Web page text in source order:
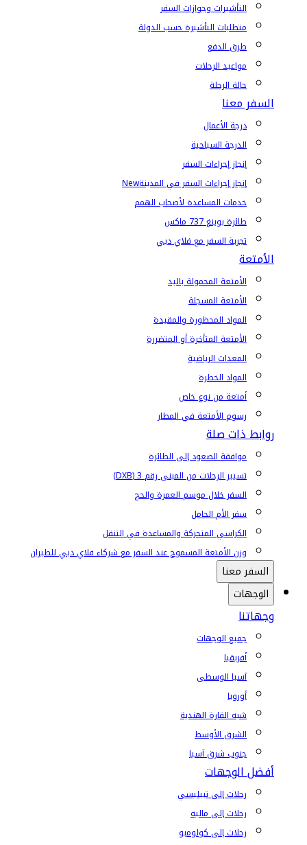
التأشيرات وجوازات السفر
متطلبات التأشيرة حسب الدولة
طرق الدفع
مواعيد الرحلات
حالة الرحلة
السفر معنا
درجة الأعمال
الدرجة السياحية
إنجاز إجراءات السفر
إنجاز إجراءات السفر في المدينةNew
خدمات المساعدة لأصحاب الهمم
طائرة بوينغ 737 ماكس
تجربة السفر مع فلاي دبي
الأمتعة
الأمتعة المحمولة باليد
الأمتعة المسجلة
المواد المحظورة والمقيدة
الأمتعة المتأخرة أو المتضررة
المعدات الرياضية
المواد الخطرة
أمتعة من نوع خاص
رسوم الأمتعة في المطار
روابط ذات صلة
موافقة الصعود إلى الطائرة
تسيير الرحلات من المبنى رقم 3 (DXB)
السفر خلال موسم العمرة والحج
سفر الأم الحامل
الكراسي المتحركة والمساعدة في التنقل
وزن الأمتعة المسموح عند السفر مع شركاء فلاي دبي للطيران
السفر معنا
الوجهات
وجهاتنا
جميع الوجهات
أفريقيا
آسيا الوسطى
أوروبا
شبه القارة الهندية
الشرق الأوسط
جنوب شرق آسيا
أفضل الوجهات
رحلات إلى تبيليسي
رحلات إلى ماليه
رحلات إلى كولومبو